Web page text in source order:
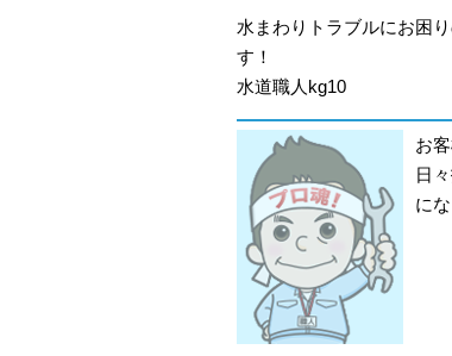
水まわりトラブルにお困
す！
水道職人kg10
お
日
に